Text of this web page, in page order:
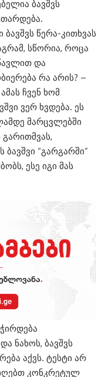
ბავშვს
წერა-კითხვას
სწორია, როცა
და
რა არის? –
ჩვენ ხომ
ვერ ხვდება. ეს
მარცვლებში
გარითმვას,
“გარგარში”
ესე იგი მას
ნახოს, ბავშვს
აქვს. ტესტი არ
კონკრეტულ